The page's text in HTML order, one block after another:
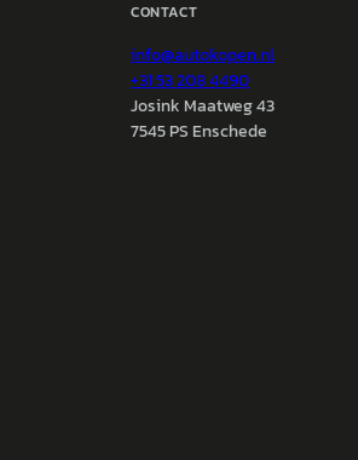
CONTACT
info@autokopen.nl
+31 53 208 4490
Josink Maatweg 43
7545 PS Enschede